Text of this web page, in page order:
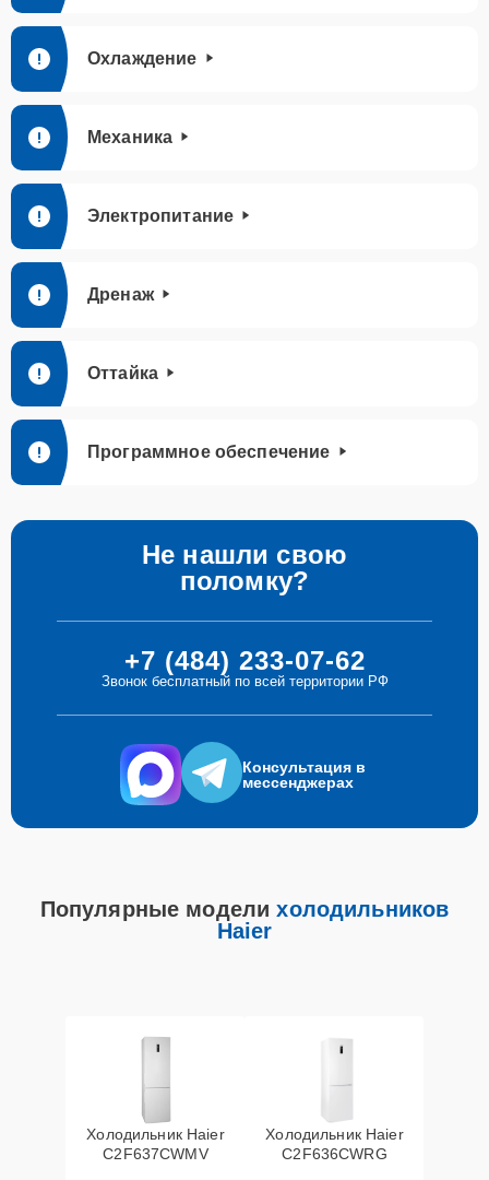
Охлаждение
Механика
Электропитание
Дренаж
Оттайка
Программное обеспечение
Не нашли свою
поломку?
+7 (484) 233-07-62
Звонок бесплатный по всей территории РФ
Консультация в
мессенджерах
Популярные моделихолодильников
Haier
Холодильник Haier
C2F637CWMV
Холодильник Haier
C2F636CWRG